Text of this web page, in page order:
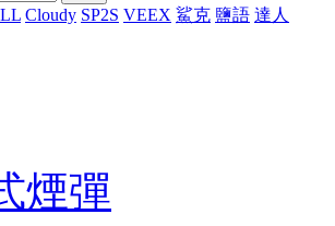
Cloudy SP2S VEEX 鯊克 鹽語 達人
煙彈